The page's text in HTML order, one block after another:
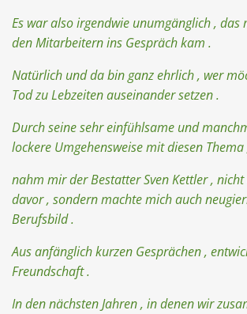
Es war also irgendwie unumgänglich , das
den Mitarbeitern ins Gespräch kam .
Natürlich und da bin ganz ehrlich , wer
Tod zu Lebzeiten auseinander setzen .
Durch seine sehr einfühlsame und
lockere Umgehensweise mit diesen Thema
nahm mir der Bestatter Sven Kettler ,
davor , sondern machte mich auch
Berufsbild .
Aus anfänglich kurzen Gesprächen ,
Freundschaft .
In den nächsten Jahren , in denen wir